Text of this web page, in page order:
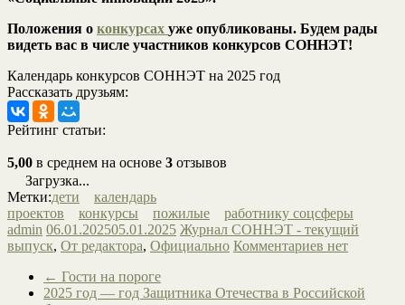
Положения о конкурсах уже опубликованы. Будем рады
видеть вас в числе участников конкурсов СОННЭТ!
Календарь конкурсов СОННЭТ на 2025 год
Рассказать друзьям:
Рейтинг статьи:
5,00 в среднем на основе 3 отзывов
Загрузка...
Метки:дети
календарь
проектов
конкурсы пожилые
работнику соцсферы
admin 06.01.202505.01.2025 Журнал СОННЭТ - текущий
выпуск, От редактора, Официально Комментариев нет
← Гости на пороге
2025 год — год Защитника Отечества в Российской